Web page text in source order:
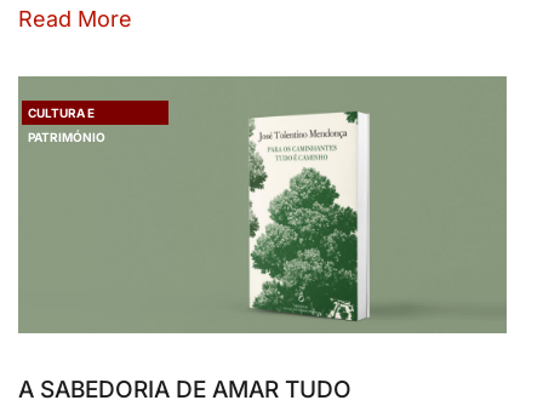
Read More
CULTURA E
PATRIMÓNIO
A SABEDORIA DE AMAR TUDO